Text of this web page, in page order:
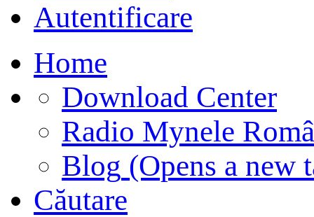
Autentificare
Home
Download Center
Radio Mynele
Blog (Opens a new
Căutare